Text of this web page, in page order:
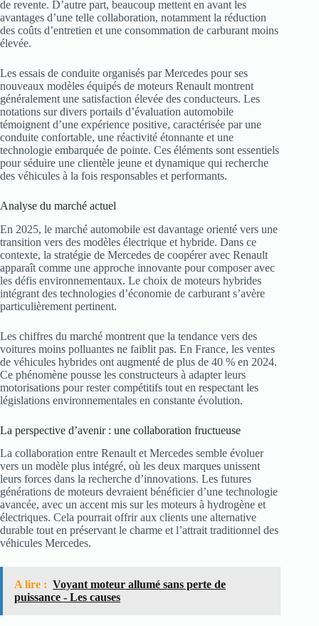
de revente. D’autre part, beaucoup mettent en avant les
avantages d’une telle collaboration, notamment la réduction
des coûts d’entretien et une consommation de carburant moins
élevée.
Les essais de conduite organisés par Mercedes pour ses
nouveaux modèles équipés de moteurs Renault montrent
généralement une satisfaction élevée des conducteurs. Les
notations sur divers portails d’évaluation automobile
témoignent d’une expérience positive, caractérisée par une
conduite confortable, une réactivité étonnante et une
technologie embarquée de pointe. Ces éléments sont essentiels
pour séduire une clientèle jeune et dynamique qui recherche
des véhicules à la fois responsables et performants.
Analyse du marché actuel
En 2025, le marché automobile est davantage orienté vers une
transition vers des modèles électrique et hybride. Dans ce
contexte, la stratégie de Mercedes de coopérer avec Renault
apparaît comme une approche innovante pour composer avec
les défis environnementaux. Le choix de moteurs hybrides
intégrant des technologies d’économie de carburant s’avère
particulièrement pertinent.
Les chiffres du marché montrent que la tendance vers des
voitures moins polluantes ne faiblit pas. En France, les ventes
de véhicules hybrides ont augmenté de plus de 40 % en 2024.
Ce phénomène pousse les constructeurs à adapter leurs
motorisations pour rester compétitifs tout en respectant les
législations environnementales en constante évolution.
La perspective d’avenir : une collaboration fructueuse
La collaboration entre Renault et Mercedes semble évoluer
vers un modèle plus intégré, où les deux marques unissent
leurs forces dans la recherche d’innovations. Les futures
générations de moteurs devraient bénéficier d’une technologie
avancée, avec un accent mis sur les moteurs à hydrogène et
électriques. Cela pourrait offrir aux clients une alternative
durable tout en préservant le charme et l’attrait traditionnel des
véhicules Mercedes.
A lire : Voyant moteur allumé sans perte de
puissance - Les causes